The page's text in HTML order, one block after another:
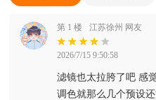
第 1 楼 江苏徐州 网友
2026/7/15 9:50:58
滤镜也太拉胯了吧 感
调色就那么几个预设